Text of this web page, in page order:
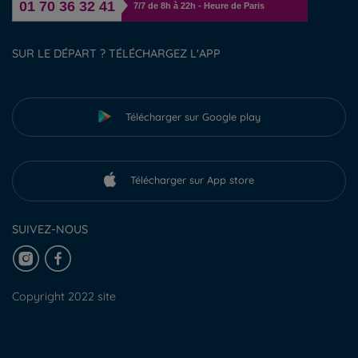
01 70 36 32 41 7/7 de 8h à 22h - Heure de Paris
SUR LE DÉPART ? TÉLÉCHARGEZ L'APP
Télécharger sur Google play
Télécharger sur App store
SUIVEZ-NOUS
Copyright 2022 site